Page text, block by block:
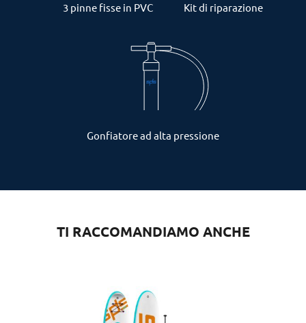
3 pinne fisse in PVC Kit di riparazione
Gonfiatore ad alta pressione
TI RACCOMANDIAMO ANCHE